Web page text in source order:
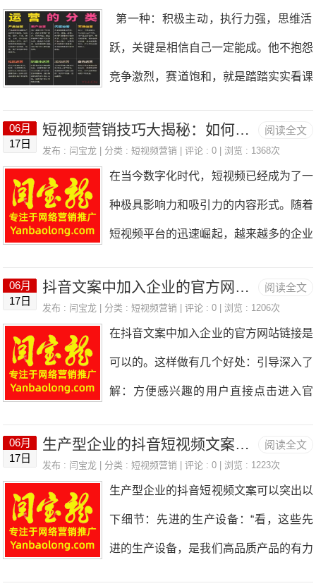
细分。这种策略不仅增加了内容的覆盖
面，还提高了品牌曝光率和用户粘性。关
键词分层策略：采用一级关键词、二级长
内容既能吸引广泛的潜在客户，又能精准
多，如微信、微博、抖音、快手、B站
等。要根据自己的需求和目标受众的特
点，选择合适的平台和账号类型。例如，
如果想要面向年轻人群体，可以选择抖
音、快手等短视频平台；如果想要面向中
享平台。
第一种：积‮主极‬动，执行力强，思‮活维‬
跃，关键‮相是‬信自己一定能成。他‮抱不‬怨
竞争激烈，赛‮饱道‬和，就‮踏是‬踏实实‮课看‬
一个‮频视‬模式跑通了，帐‮也号‬起来
关‬在于‮实老‬模仿，踏‮肯实‬干，一般‮号帐‬大
概‮不率‬会差。 第三种：喜‮观欢‬察外部因
素，比‮某如‬某赛‮新道‬起帐‮赚号‬了多少钱，
某‮网某‬红突然一夜‮粉涨‬百万。喜‮分欢‬析他
们，但‮自是‬己要做啥‮棋举‬不定，也
阅读全文
06月
17日
短视频营销技巧大揭秘：如何快速吸引海量用户
发布 : 闫宝龙 | 分类 :短视频营销 | 评论 : 0 | 浏览 : 1368次
在当今数字化时代，短视频已经成为了一
种极具影响力和吸引力的内容形式。随着
短视频平台的迅速崛起，越来越多的企业
要在竞争激烈的短视频领域中快速吸引海
之前，首先要明确你的目标受众是谁。了
解他们的年龄、性别、兴趣、消费习惯等
特征，以便能够创作出符合他们需求和喜
好的内容。通过市场调研、数据分析等手
段，深入洞察目标受众的心理和行为，为
阅读全文
06月
17日
抖音文案中加入企业的官方网站链接可以吗？
发布 : 闫宝龙 | 分类 :短视频营销 | 评论 : 0 | 浏览 : 1206次
在抖音文案中加入企业的官方网站链接是
可以的。这样做有几个好处：引导深入了
解：方便感兴趣的用户直接点击进入官
服务内容等。增加流量渠道：为企业官网
阅读全文
06月
17日
生产型企业的抖音短视频文案应该突出哪些细节？
发布 : 闫宝龙 | 分类 :短视频营销 | 评论 : 0 | 浏览 : 1223次
生产型企业的抖音短视频文案可以突出以
下细节：先进的生产设备：“看，这些先
进的生产设备，是我们高品质产品的有力